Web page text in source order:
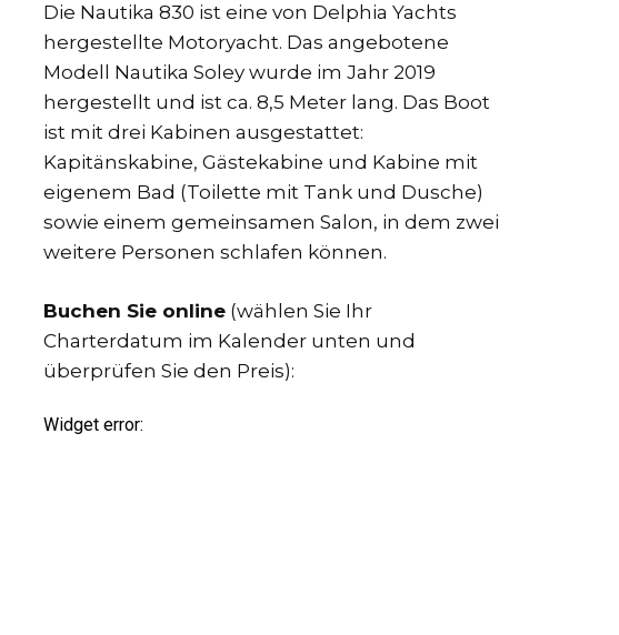
Die Nautika 830 ist eine von Delphia Yachts
hergestellte Motoryacht. Das angebotene
Modell Nautika Soley wurde im Jahr 2019
hergestellt und ist ca. 8,5 Meter lang. Das Boot
ist mit drei Kabinen ausgestattet:
Kapitänskabine, Gästekabine und Kabine mit
eigenem Bad (Toilette mit Tank und Dusche)
sowie einem gemeinsamen Salon, in dem zwei
weitere Personen schlafen können.
Buchen Sie online (wählen Sie Ihr
Charterdatum im Kalender unten und
überprüfen Sie den Preis):